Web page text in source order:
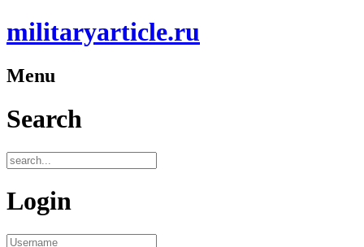
militaryarticle.ru
Menu
Search
Login